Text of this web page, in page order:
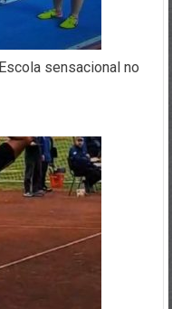
sensacional no